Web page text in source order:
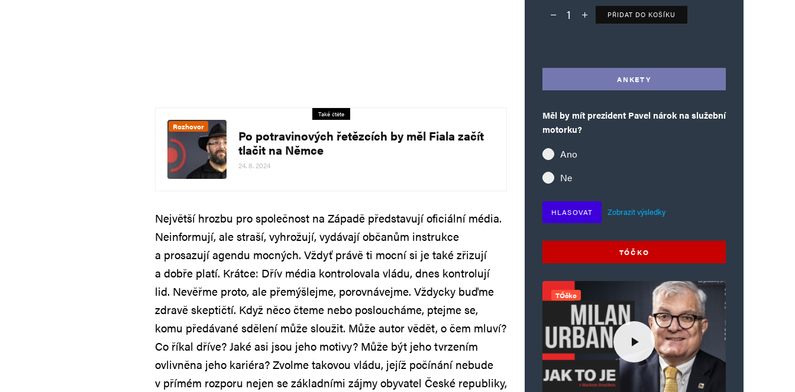
Také čtěte
Rozhovor
Po potravinových řetězcích by měl Fiala začít
tlačit na Němce
24. 8. 2024
Největší hrozbu pro společnost na Západě představují oficiální média.
Neinformují, ale straší, vyhrožují, vydávají občanům instrukce
a prosazují agendu mocných. Vždyť právě ti mocní si je také zřizují
a dobře platí. Krátce: Dřív média kontrolovala vládu, dnes kontrolují
lid. Nevěřme proto, ale přemýšlejme, porovnávejme. Vždycky buďme
zdravě skeptičtí. Když něco čteme nebo posloucháme, ptejme se,
komu předávané sdělení může sloužit. Může autor vědět, o čem mluví?
Co říkal dříve? Jaké asi jsou jeho motivy? Může být jeho tvrzením
ovlivněna jeho kariéra? Zvolme takovou vládu, jejíž počínání nebude
v přímém rozporu nejen se základními zájmy obyvatel České republiky,
Deník TO – verze bez reklam množství
PŘIDAT DO KOŠÍKU
ANKETY
Měl by mít prezident Pavel nárok na služební
motorku?
Ano
Ne
HLASOVAT Zobrazit výsledky
TÓČKO
TÓčko